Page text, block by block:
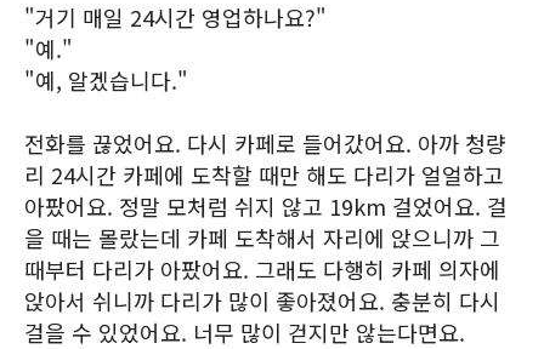
"거기 매일 24시간 영업하나요?"
"예."
"예, 알겠습니다."
전화를 끊었어요. 다시 카페로 들어갔어요. 아까 청량
리 24시간 카페에 도착할 때만 해도 다리가 얼얼하고
아팠어요. 정말 모처럼 쉬지 않고 19km 걸었어요. 걸
을 때는 몰랐는데 카페 도착해서 자리에 앉으니까 그
때부터 다리가 아팠어요. 그래도 다행히 카페 의자에
앉아서 쉬니까 다리가 많이 좋아졌어요. 충분히 다시
걸을 수 있었어요. 너무 많이 걷지만 않는다면요.